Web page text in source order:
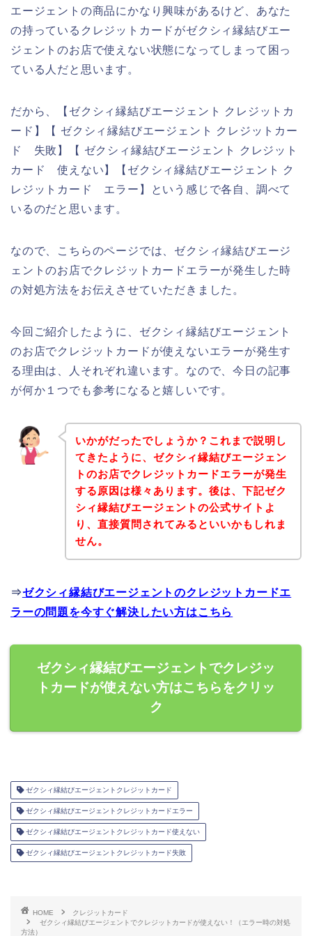
エージェントの商品にかなり興味があるけど、あなた
の持っているクレジットカードがゼクシィ縁結びエー
ジェントのお店で使えない状態になってしまって困っ
ている人だと思います。
だから、【ゼクシィ縁結びエージェント クレジットカ
ード】【 ゼクシィ縁結びエージェント クレジットカー
ド 失敗】【 ゼクシィ縁結びエージェント クレジット
カード 使えない】【ゼクシィ縁結びエージェント ク
レジットカード エラー】という感じで各自、調べて
いるのだと思います。
なので、こちらのページでは、ゼクシィ縁結びエージ
ェントのお店でクレジットカードエラーが発生した時
の対処方法をお伝えさせていただきました。
今回ご紹介したように、ゼクシィ縁結びエージェント
のお店でクレジットカードが使えないエラーが発生す
る理由は、人それぞれ違います。なので、今日の記事
が何か１つでも参考になると嬉しいです。
いかがだったでしょうか？これまで説明し
てきたように、ゼクシィ縁結びエージェン
トのお店でクレジットカードエラーが発生
する原因は様々あります。後は、下記ゼク
シィ縁結びエージェントの公式サイトよ
り、直接質問されてみるといいかもしれま
せん。
⇒ゼクシィ縁結びエージェントのクレジットカードエ
ラーの問題を今すぐ解決したい方はこちら
ゼクシィ縁結びエージェントでクレジッ
トカードが使えない方はこちらをクリッ
ク
ゼクシィ縁結びエージェントクレジットカード
ゼクシィ縁結びエージェントクレジットカードエラー
ゼクシィ縁結びエージェントクレジットカード使えない
ゼクシィ縁結びエージェントクレジットカード失敗
HOME
クレジットカード
ゼクシィ縁結びエージェントでクレジットカードが使えない！（エラー時の対処
方法）